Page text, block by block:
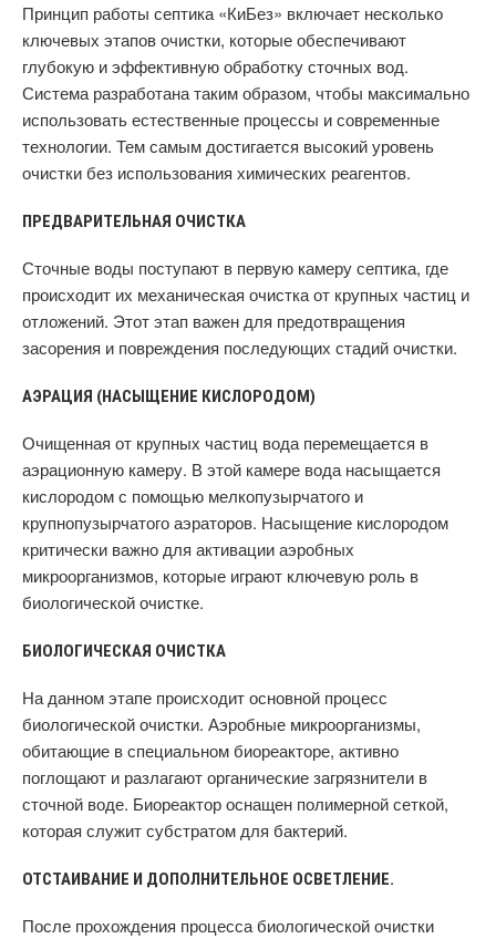
Принцип работы септика «КиБез» включает несколько
ключевых этапов очистки, которые обеспечивают
глубокую и эффективную обработку сточных вод.
Система разработана таким образом, чтобы максимально
использовать естественные процессы и современные
технологии. Тем самым достигается высокий уровень
очистки без использования химических реагентов.
ПРЕДВАРИТЕЛЬНАЯ ОЧИСТКА
Сточные воды поступают в первую камеру септика, где
происходит их механическая очистка от крупных частиц и
отложений. Этот этап важен для предотвращения
засорения и повреждения последующих стадий очистки.
АЭРАЦИЯ (НАСЫЩЕНИЕ КИСЛОРОДОМ)
Очищенная от крупных частиц вода перемещается в
аэрационную камеру. В этой камере вода насыщается
кислородом с помощью мелкопузырчатого и
крупнопузырчатого аэраторов. Насыщение кислородом
критически важно для активации аэробных
микроорганизмов, которые играют ключевую роль в
биологической очистке.
БИОЛОГИЧЕСКАЯ ОЧИСТКА
На данном этапе происходит основной процесс
биологической очистки. Аэробные микроорганизмы,
обитающие в специальном биореакторе, активно
поглощают и разлагают органические загрязнители в
сточной воде. Биореактор оснащен полимерной сеткой,
которая служит субстратом для бактерий.
ОТСТАИВАНИЕ И ДОПОЛНИТЕЛЬНОЕ ОСВЕТЛЕНИЕ.
После прохождения процесса биологической очистки